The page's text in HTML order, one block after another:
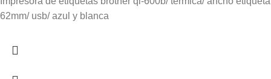
62mm/ usb/ azul y blanca